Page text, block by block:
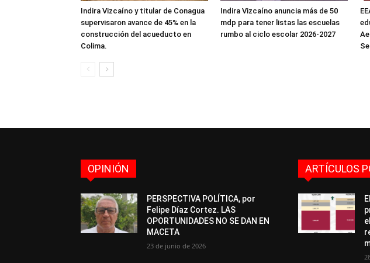
Indira Vizcaíno y titular de Conagua
supervisaron avance de 45% en la
construcción del acueducto en
Colima.
Indira Vizcaíno anuncia más de 50
mdp para tener listas las escuelas
rumbo al ciclo escolar 2026-2027
OPINIÓN
PERSPECTIVA POLÍTICA, por
Felipe Díaz Cortez. LAS
OPORTUNIDADES NO SE DAN EN
MACETA
23 de junio de 2026
ARTÍCULOS